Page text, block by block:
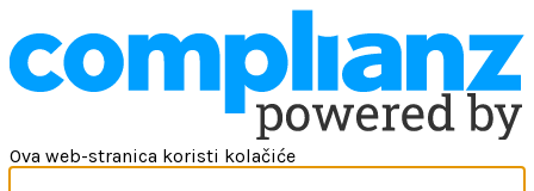
Ova web-stranica koristi kolačiće